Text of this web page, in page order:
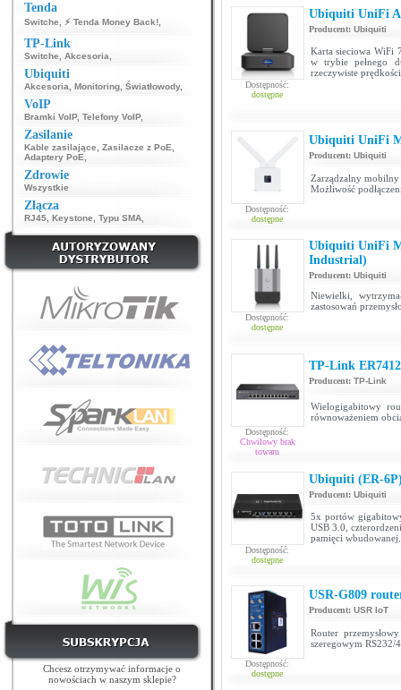
Tenda
Switche ⚡ Tenda Money Back!
TP-Link
Switche Akcesoria
Ubiquiti
Akcesoria Monitoring Światłowody,
VoIP
Bramki VoIP, Telefony VoIP,
Zasilanie
Kable zasilające Zasilacze z PoE
Adaptery PoE
Zdrowie
Wszystkie
Złącza
RJ45 Keystone Typu SMA
Chcesz otrzymywać informacje o
nowościach w naszym sklepie?
Dostępność:
dostępne
Ubiquiti UniFi
Producent: Ubiquiti
Karta sieciowa WiFi
w trybie pełnego
rzeczywiste
Dostępność:
dostępne
Ubiquiti UniFi
Producent: Ubiquiti
Zarządzalny
Możliwość
Dostępność:
dostępne
Ubiquiti UniFi
Industrial)
Producent: Ubiquiti
Niewielki,
zastosowań
Dostępność:
Chwilowy brak
towaru
TP-Link
Producent: TP-Link
Wielogigabitowy
równoważeniem
Dostępność:
dostępne
Ubiquiti (ER-
Producent: Ubiquiti
5x portów
USB 3.0,
pamięci wbudowanej.
Dostępność:
dostępne
USR-G809
Producent: USR IoT
Router
szeregowym